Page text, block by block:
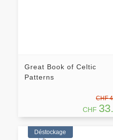
Great Book of Celtic
Patterns
CHF
CHF
Déstockage